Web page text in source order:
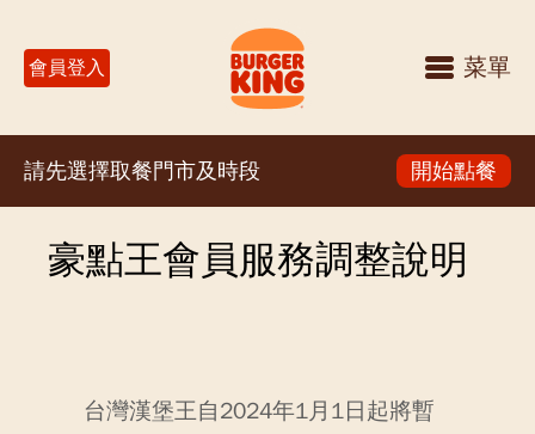
會員登入 菜單
請先選擇取餐門市及時段 開始點餐
豪點王會員服務調整說明
台灣漢堡王自2024年1月1日起將暫